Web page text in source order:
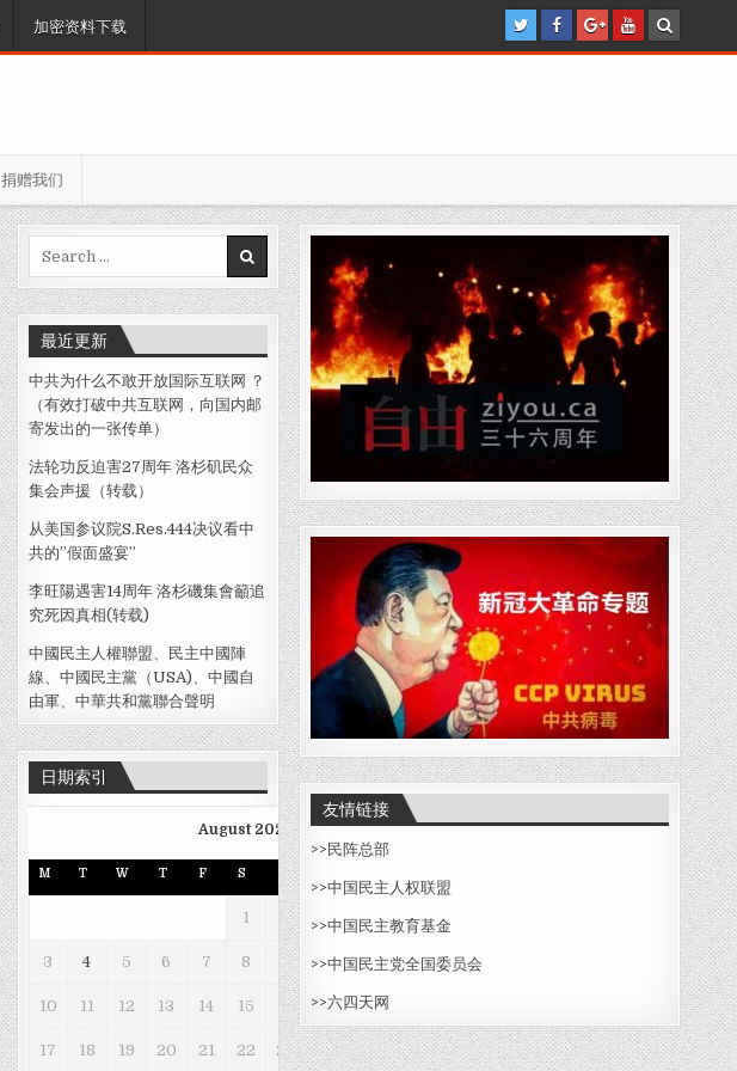
加密资料下载
捐赠我们
最近更新
中共为什么不敢开放国际互联网 ？
（有效打破中共互联网，向国内邮
寄发出的一张传单）
法轮功反迫害27周年 洛杉矶民众
集会声援（转载）
从美国参议院S.Res.444决议看中
共的”假面盛宴”
李旺陽遇害14周年 洛杉磯集會籲追
究死因真相(转载)
中國民主人權聯盟、民主中國陣
線、中國民主黨（USA)、中國自
由軍、中華共和黨聯合聲明
日期索引
August 2026
M T W T F S S
1 2
3 4 5 6 7 8 9
10 11 12 13 14 15 16
17 18 19 20 21 22 23
友情链接
>> 民阵总部
>>中国民主人权联盟
>>中国民主教育基金
>>中国民主党全国委员会
>>六四天网